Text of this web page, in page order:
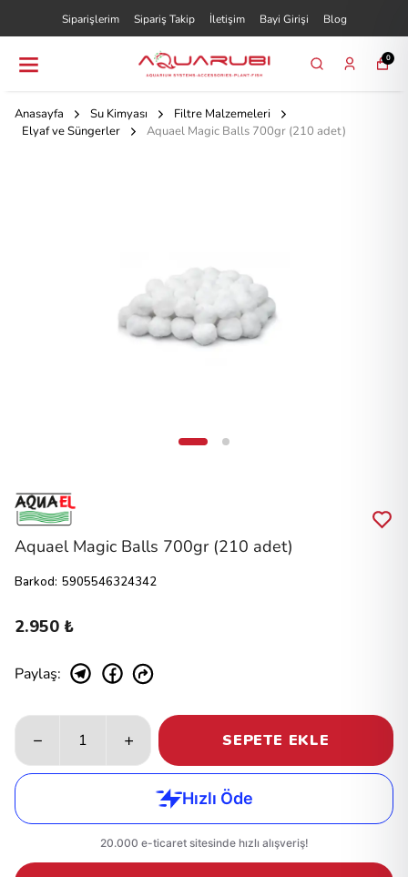
Siparişlerim Sipariş Takip İletişim Bayi Girişi Blog
0
Anasayfa Su Kimyası
Filtre Malzemeleri
Elyaf ve Süngerler
Aquael Magic Balls 700gr (210 adet)
Aquael Magic Balls 700gr (210 adet)
Barkod: 5905546324342
2.950 ₺
Paylaş:
SEPETE EKLE